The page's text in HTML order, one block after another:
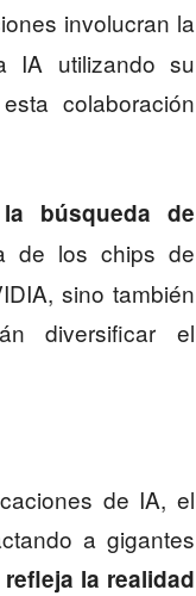
involucran la
IA utilizando su
colaboración
búsqueda de
de los chips de
sino también
diversificar el
de IA, el
a gigantes
la realidad